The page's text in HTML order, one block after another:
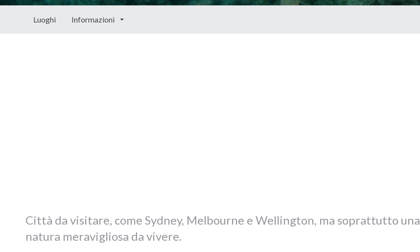
Luoghi Informazioni
Città da visitare, come Sydney, Melbourne e Wellington, ma soprattutto una
natura meravigliosa da vivere.